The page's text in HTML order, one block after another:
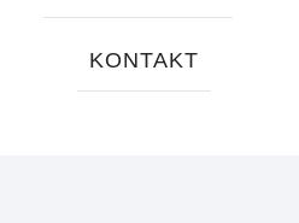
KONTAKT